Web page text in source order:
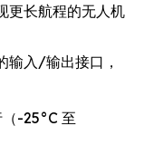
更长航程的无人机
输入/输出接口，
-25°C 至